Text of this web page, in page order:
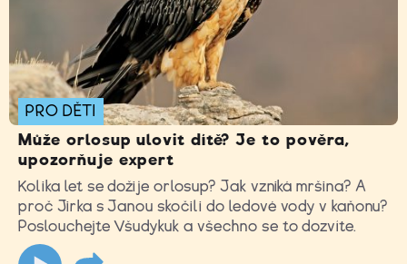
PRO DĚTI
Může orlosup ulovit dítě? Je to pověra,
upozorňuje expert
Kolika let se dožije orlosup? Jak vzniká mršina? A
proč Jirka s Janou skočili do ledové vody v kaňonu?
Poslouchejte Všudykuk a všechno se to dozvíte.